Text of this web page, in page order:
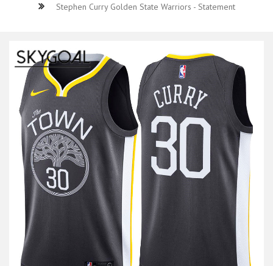
Stephen Curry Golden State Warriors - Statement